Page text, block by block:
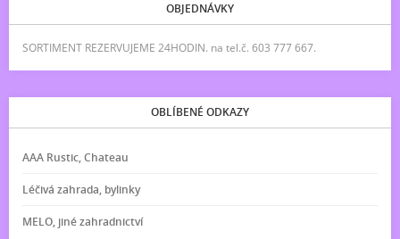
OBJEDNÁVKY
SORTIMENT REZERVUJEME 24HODIN. na tel.č. 603 777 667.
OBLÍBENÉ ODKAZY
AAA Rustic, Chateau
Léčivá zahrada, bylinky
MELO, jiné zahradnictví